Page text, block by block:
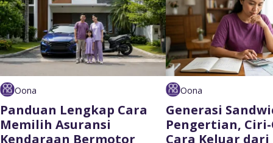
Oona
Panduan Lengkap Cara
Memilih Asuransi
Kendaraan Bermotor
Oona
Generasi
Pengertian,
Cara Keluar dari